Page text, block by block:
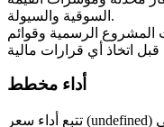
السوقية والسيولة.
المشروع الرسمية وقوائم
أداء مخطط